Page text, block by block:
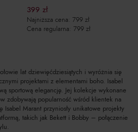
399 zł
Najniższa cena: 799 zł
Cena regularna: 799 zł
lat dziewięćdziesiątych i wyróżnia się
projektami z elementami boho. Isabel
sportową elegancję. Jej kolekcje wykonane
zdobywają popularność wśród klientek na
Isabel Marant przyniosły unikatowe projekty
takich jak Bekett i Bobby – połączenie